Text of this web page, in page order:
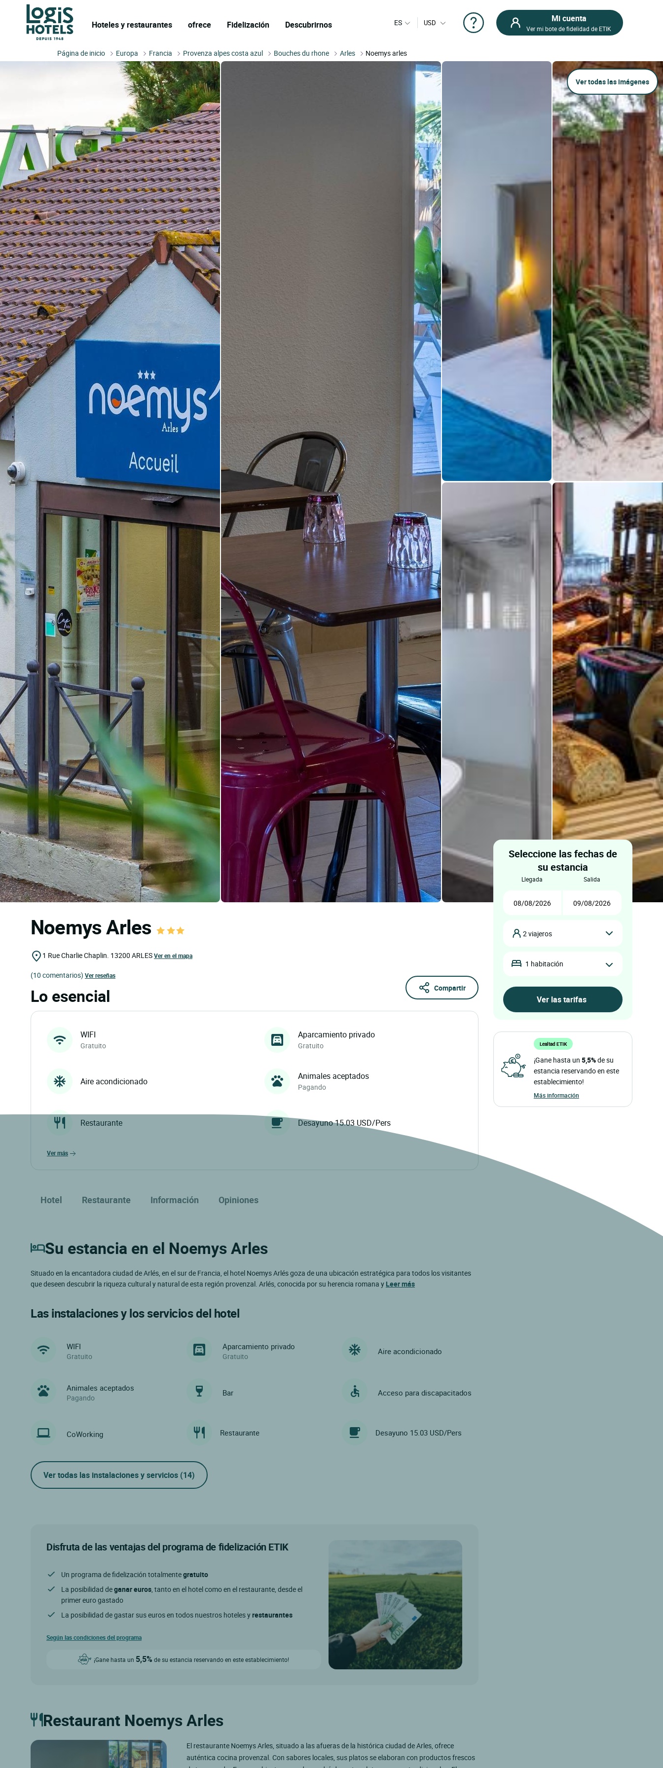
Hoteles y restaurantes ofrece Fidelización Descubrirnos ES USD Mi cuenta
Ver mi bote de fidelidad de ETIK
Página de inicio Europa Francia Provenza alpes costa azul Bouches du rhone Arles Noemys arles
Ver todas las imágenes
Noemys Arles
1 Rue Charlie Chaplin. 13200 ARLESVer en el mapa
(10 comentarios) Ver reseñas
Compartir
Lo esencial
WIFI
Gratuito
Aparcamiento privado
Gratuito
Aire acondicionado Animales aceptados
Pagando
Restaurante Desayuno 15.03 USD/Pers
ver más
Hotel Restaurante Información Opiniones
Su estancia en el Noemys Arles
Situado en la encantadora ciudad de Arlés, en el sur de Francia, el hotel Noemys Arlés goza de una ubicación estratégica para todos los visitantes
que deseen descubrir la riqueza cultural y natural de esta región provenzal. Arlés, conocida por su herencia romana y Leer más
Las instalaciones y los servicios del hotel
WIFI
Gratuito
Aparcamiento privado
Gratuito
Aire acondicionado
Animales aceptados
Pagando
Bar Acceso para discapacitados
CoWorking Restaurante Desayuno 15.03 USD/Pers
Ver todas las instalaciones y servicios (14)
Disfruta de las ventajas del programa de fidelización ETIK
Un programa de fidelización totalmentegratuito
La posibilidad deganar euros, tanto en el hotel como en el restaurante, desde el
primer euro gastado
La posibilidad de gastar sus euros en todos nuestros hoteles yrestaurantes
Según las condiciones del programa
¡Gane hasta un 5,5% de su estancia reservando en este establecimiento!
Restaurant Noemys Arles
El restaurante Noemys Arles, situado a las afueras de la histórica ciudad de Arles, ofrece
auténtica cocina provenzal. Con sabores locales, sus platos se elaboran con productos frescos
Seleccione las fechas de
su estancia
llegada salida
2 viajeros
1 habitación
Lealtad ETIK
¡Gane hasta un 5,5%de su
estancia reservando en este
establecimiento!
Más información